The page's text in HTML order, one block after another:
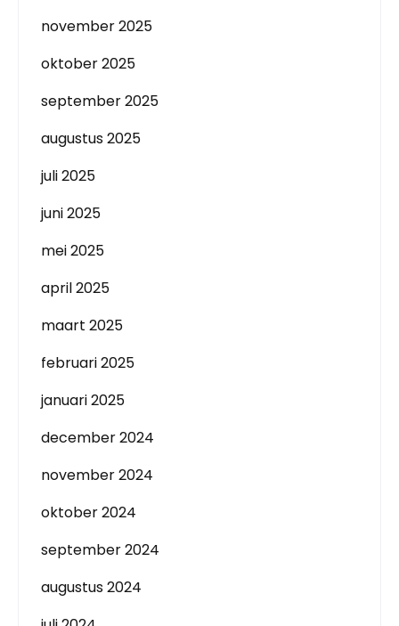
november 2025
oktober 2025
september 2025
augustus 2025
juli 2025
juni 2025
mei 2025
april 2025
maart 2025
februari 2025
januari 2025
december 2024
november 2024
oktober 2024
september 2024
augustus 2024